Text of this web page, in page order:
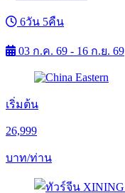
6วัน 5คืน
03 ก.ค. 69 - 16 ก.ย. 69
เริ่มต้น
26,999
บาท/ท่าน